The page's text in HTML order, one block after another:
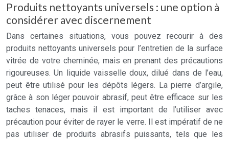
Produits nettoyants universels : une option à
considérer avec discernement
Dans certaines situations, vous pouvez recourir à des
produits nettoyants universels pour l’entretien de la surface
vitrée de votre cheminée, mais en prenant des précautions
rigoureuses. Un liquide vaisselle doux, dilué dans de l’eau,
peut être utilisé pour les dépôts légers. La pierre d’argile,
grâce à son léger pouvoir abrasif, peut être efficace sur les
taches tenaces, mais il est important de l’utiliser avec
précaution pour éviter de rayer le verre. Il est impératif de ne
pas utiliser de produits abrasifs puissants, tels que les